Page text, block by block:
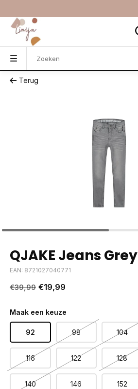
Terug
QJAKE Jeans Grey
EAN: 8721027040771
€39,99 €19,99
Maak een keuze
92 98 104
116 122 128
140 146 152